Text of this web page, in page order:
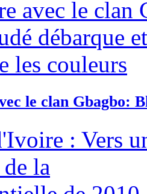
le clan Gbagbo: